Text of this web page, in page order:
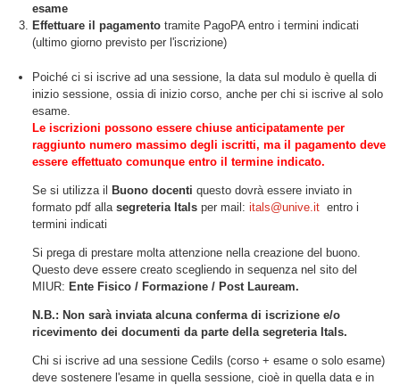
esame
Effettuare il pagamento tramite PagoPA entro i termini indicati
(ultimo giorno previsto per l'iscrizione)
Poiché ci si iscrive ad una sessione, la data sul modulo è quella di
inizio sessione, ossia di inizio corso, anche per chi si iscrive al solo
esame.
Le iscrizioni possono essere chiuse anticipatamente per
raggiunto numero massimo degli iscritti, ma il pagamento deve
essere effettuato comunque entro il termine indicato.
Se si utilizza il Buono docenti questo dovrà essere inviato in
formato pdf alla segreteria Itals per mail: itals@unive.it entro i
termini indicati
Si prega di prestare molta attenzione nella creazione del buono.
Questo deve essere creato scegliendo in sequenza nel sito del
MIUR: Ente Fisico / Formazione / Post Lauream.
N.B.: Non sarà inviata alcuna conferma di iscrizione e/o
ricevimento dei documenti da parte della segreteria Itals.
Chi si iscrive ad una sessione Cedils (corso + esame o solo esame)
deve sostenere l'esame in quella sessione, cioè in quella data e in